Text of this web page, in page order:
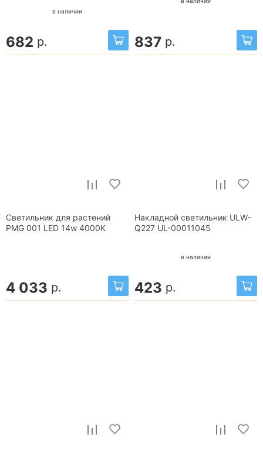
в наличии
682 р. 837 р.
Светильник для растений
PMG 001 LED 14w 4000K
4 033 р.
Накладной светильник ULW-
Q227 UL-00011045
в наличии
423 р.